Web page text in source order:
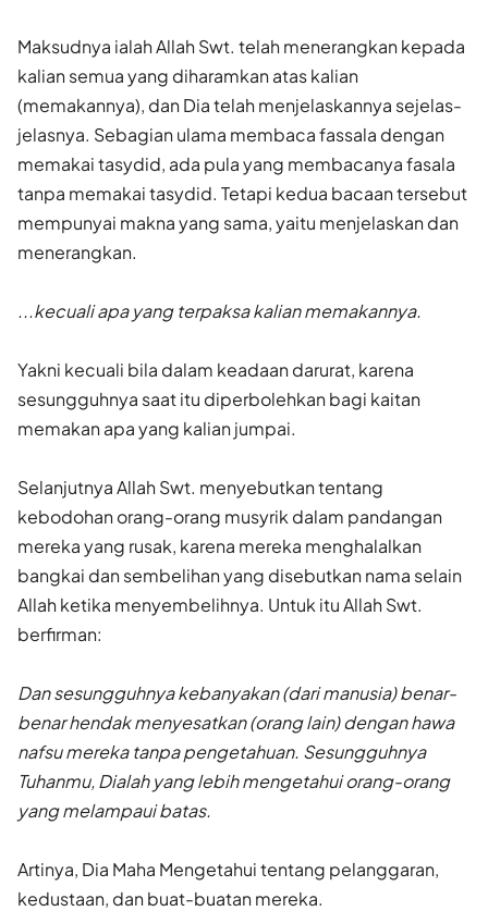
Maksudnya ialah Allah Swt. telah menerangkan kepada
kalian semua yang diharamkan atas kalian
(memakannya), dan Dia telah menjelaskannya sejelas-
jelasnya. Sebagian ulama membaca fassala dengan
memakai tasydid, ada pula yang membacanya fasala
tanpa memakai tasydid. Tetapi kedua bacaan tersebut
mempunyai makna yang sama, yaitu menjelaskan dan
menerangkan.
...kecuali apa yang terpaksa kalian memakannya.
Yakni kecuali bila dalam keadaan darurat, karena
sesungguhnya saat itu diperbolehkan bagi kaitan
memakan apa yang kalian jumpai.
Selanjutnya Allah Swt. menyebutkan tentang
kebodohan orang-orang musyrik dalam pandangan
mereka yang rusak, karena mereka menghalalkan
bangkai dan sembelihan yang disebutkan nama selain
Allah ketika menyembelihnya. Untuk itu Allah Swt.
berfirman:
Dan sesungguhnya kebanyakan (dari manusia) benar-
benar hendak menyesatkan (orang lain) dengan hawa
nafsu mereka tanpa pengetahuan. Sesungguhnya
Tuhanmu, Dialah yang lebih mengetahui orang-orang
yang melampaui batas.
Artinya, Dia Maha Mengetahui tentang pelanggaran,
kedustaan, dan buat-buatan mereka.